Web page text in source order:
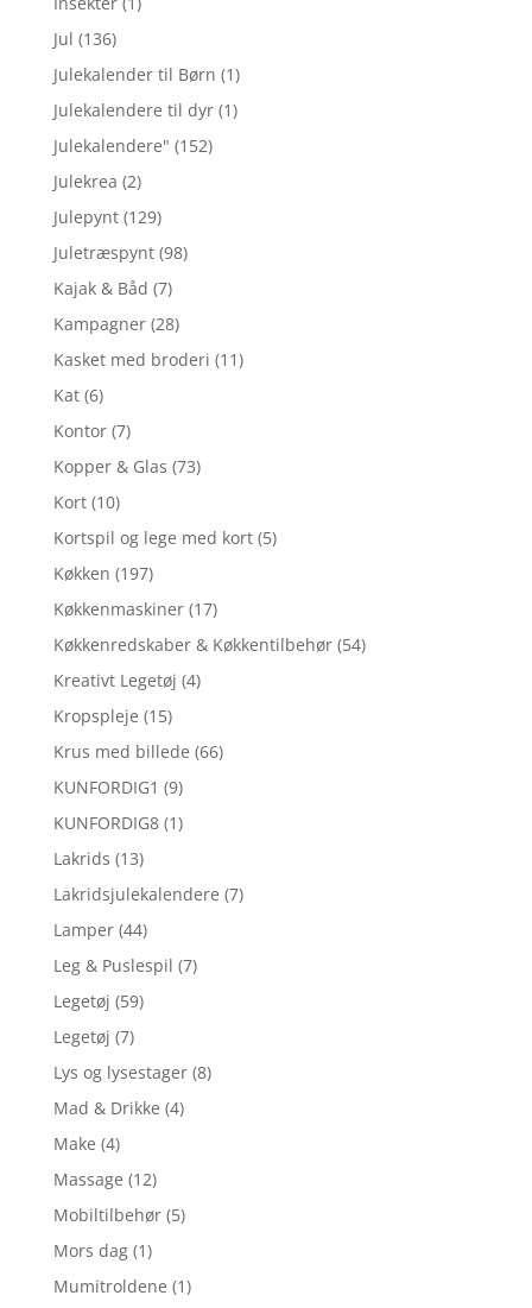
Jul (136)
Julekalender til Børn (1)
Julekalendere til dyr (1)
Julekalendere" (152)
Julekrea (2)
Julepynt (129)
Juletræspynt (98)
Kajak & Båd (7)
Kampagner (28)
Kasket med broderi (11)
Kat (6)
Kontor (7)
Kopper & Glas (73)
Kort (10)
Kortspil og lege med kort (5)
Køkken (197)
Køkkenmaskiner (17)
Køkkenredskaber & Køkkentilbehør (54)
Kreativt Legetøj (4)
Kropspleje (15)
Krus med billede (66)
KUNFORDIG1 (9)
KUNFORDIG8 (1)
Lakrids (13)
Lakridsjulekalendere (7)
Lamper (44)
Leg & Puslespil (7)
Legetøj (59)
Legetøj (7)
Lys og lysestager (8)
Mad & Drikke (4)
Make (4)
Massage (12)
Mobiltilbehør (5)
Mors dag (1)
Mumitroldene (1)